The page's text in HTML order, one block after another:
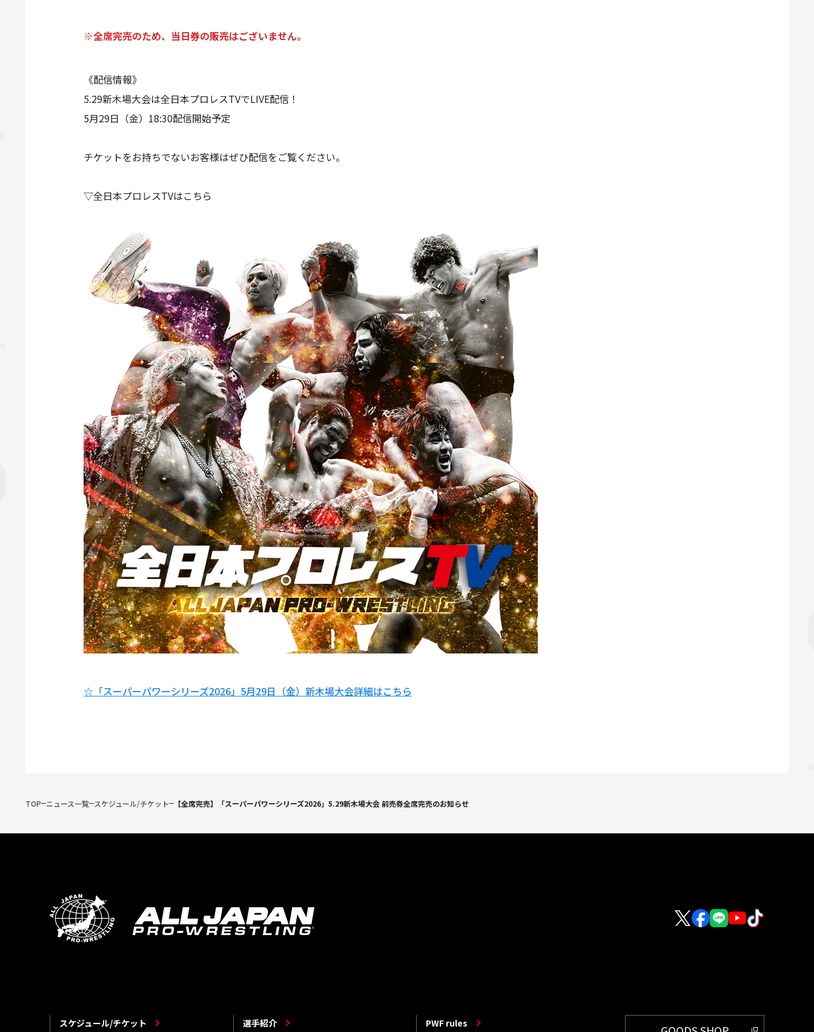
※全席完売のため、当日券の販売はございません。
《配信情報》
5.29新木場大会は全日本プロレスTVでLIVE配信！
5月29日（金）18:30配信開始予定
チケットをお持ちでないお客様はぜひ配信をご覧ください。
▽全日本プロレスTVはこちら
☆「スーパーパワーシリーズ2026」5月29日（金）新木場大会詳細はこちら
TOP ニュース一覧 スケジュール/チケット 【全席完売】「スーパーパワーシリーズ2026」5.29新木場大会 前売券全席完売のお知らせ
スケジュール/チケット 選手紹介 PWF rules